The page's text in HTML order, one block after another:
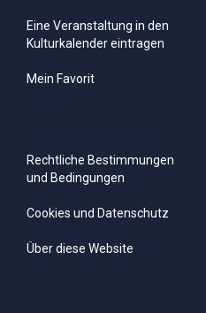
Eine Veranstaltung in den
Kulturkalender eintragen
Mein Favorit
Rechtliche Bestimmungen
und Bedingungen
Cookies und Datenschutz
Über diese Website